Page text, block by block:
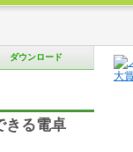
ダウンロード
きる電卓